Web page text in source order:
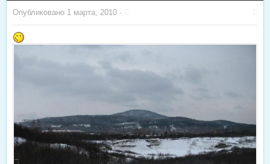
Опубликовано 1 марта, 2010 ·